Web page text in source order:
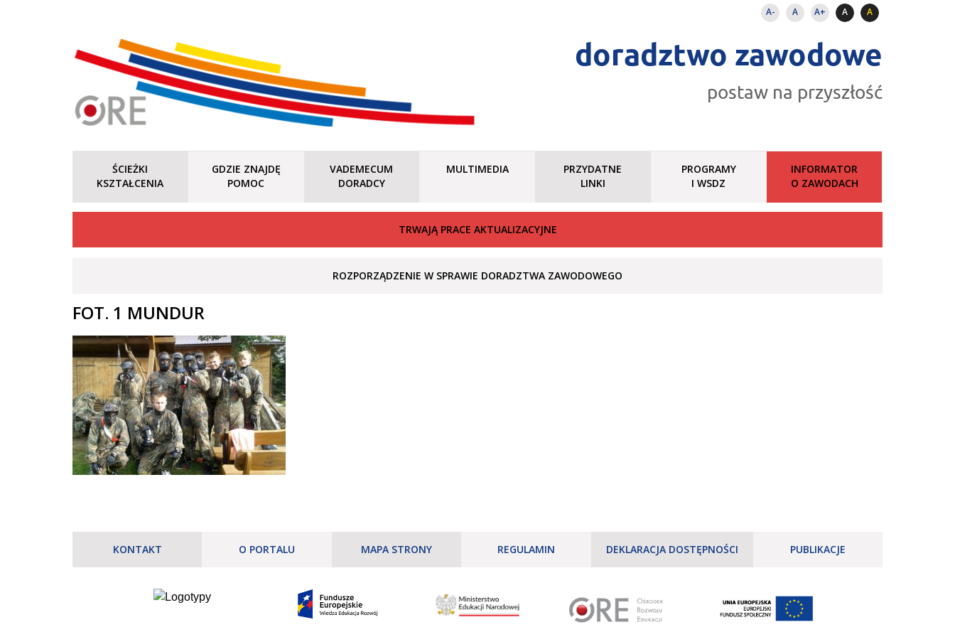
A- A A+ A A
doradztwo zawodowe
postaw na przyszłość
ŚCIEŻKI
KSZTAŁCENIA
GDZIE ZNAJDĘ
POMOC
VADEMECUM
DORADCY
MULTIMEDIA
PRZYDATNE
LINKI
PROGRAMY
I WSDZ
INFORMATOR
O ZAWODACH
TRWAJĄ PRACE AKTUALIZACYJNE
ROZPORZĄDZENIE W SPRAWIE DORADZTWA ZAWODOWEGO
FOT. 1 MUNDUR
KONTAKT O PORTALU MAPA STRONY REGULAMIN DEKLARACJA DOSTĘPNOŚCI PUBLIKACJE